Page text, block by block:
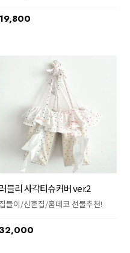
19,800
러블리 사각티슈커버 ver.2
집들이/신혼집/홈데코 선물추천!